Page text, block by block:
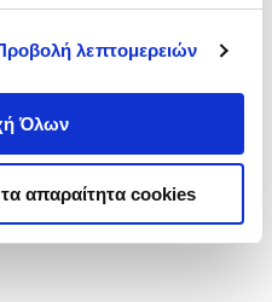
λεπτομερειών
Όλων
απαραίτητα cookies